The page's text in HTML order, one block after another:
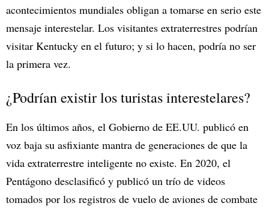
acontecimientos mundiales obligan a tomarse en serio este
mensaje interestelar. Los visitantes extraterrestres podrían
visitar Kentucky en el futuro; y si lo hacen, podría no ser
la primera vez.
¿Podrían existir los turistas interestelares?
En los últimos años, el Gobierno de EE.UU. publicó en
voz baja su asfixiante mantra de generaciones de que la
vida extraterrestre inteligente no existe. En 2020, el
Pentágono desclasificó y publicó un trío de videos
tomados por los registros de vuelo de aviones de combate